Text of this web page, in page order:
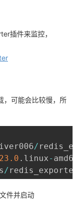
插件来监控，
可能会比较慢，所
/
23.0 . linux- amd64
/redis_exporter
件并启动